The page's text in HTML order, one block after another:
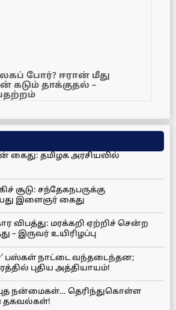
போர்? ஈரான் மீது
கடும் தாக்குதல் –
கைது: தமிழக அரசியலில்
சூடு: சந்தேகநபருக்கு
இளைஞர் கைது
விபத்து: மரக்கறி ஏற்றிச் சென்ற
– இருவர் உயிரிழப்பு
பஸ்கள் நாட்டை வந்தடைந்தன;
புதிய அத்தியாயம்!
நன்மைகள்… தெரிந்துகொள்ள
தகவல்கள்!